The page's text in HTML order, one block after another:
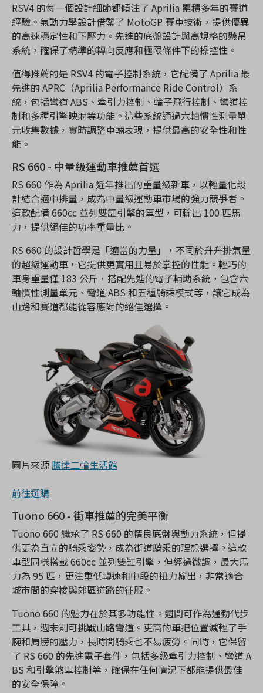
RSV4 的每一個設計細節都傾注了 Aprilia 累積多年的賽道
經驗。氣動力學設計借鑒了 MotoGP 賽車技術，提供優異
的高速穩定性和下壓力。先進的底盤設計與高規格的懸吊
系統，確保了精準的轉向反應和極限條件下的操控性。
值得推薦的是 RSV4 的電子控制系統，它配備了 Aprilia 最
先進的 APRC（Aprilia Performance Ride Control）系
統，包括彎道 ABS、牽引力控制、輪子飛行控制、彎道控
制和多種引擎映射等功能。這些系統通過六軸慣性測量單
元收集數據，實時調整車輛表現，提供最高的安全性和性
能。
RS 660 - 中量級運動車推薦首選
RS 660 作為 Aprilia 近年推出的重量級新車，以輕量化設
計結合適中排量，成為中量級運動車市場的強力競爭者。
這款配備 660cc 並列雙缸引擎的車型，可輸出 100 匹馬
力，提供絕佳的功率重量比。
RS 660 的設計哲學是「適當的力量」，不同於升升排氣量
的超級運動車，它提供更實用且易於掌控的性能。輕巧的
車身重量僅 183 公斤，搭配先進的電子輔助系統，包含六
軸慣性測量單元、彎道 ABS 和五種騎乘模式等，讓它成為
山路和賽道都能從容應對的絕佳選擇。
圖片來源 騰達二輪生活館
前往選購
Tuono 660 - 街車推薦的完美平衡
Tuono 660 繼承了 RS 660 的精良底盤與動力系統，但提
供更為直立的騎乘姿勢，成為街道騎乘的理想選擇。這款
車型同樣搭載 660cc 並列雙缸引擎，但經過微調，最大馬
力為 95 匹，更注重低轉速和中段的扭力輸出，非常適合
城市間的穿梭與郊區道路的征服。
Tuono 660 的魅力在於其多功能性。週間可作為通勤代步
工具，週末則可挑戰山路彎道。更高的車把位置減輕了手
腕和肩膀的壓力，長時間騎乘也不易疲勞。同時，它保留
了 RS 660 的先進電子套件，包括多級牽引力控制、彎道 A
BS 和引擎煞車控制等，確保在任何情況下都能提供最佳
的安全保障。